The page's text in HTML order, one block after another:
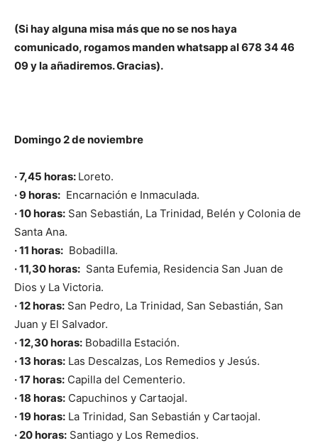
(Si hay alguna misa más que no se nos haya
comunicado, rogamos manden whatsapp al 678 34 46
09 y la añadiremos. Gracias).
Domingo 2 de noviembre
· 7,45 horas: Loreto.
· 9 horas: Encarnación e Inmaculada.
· 10 horas: San Sebastián, La Trinidad, Belén y Colonia de
Santa Ana.
· 11 horas: Bobadilla.
· 11,30 horas: Santa Eufemia, Residencia San Juan de
Dios y La Victoria.
· 12 horas: San Pedro, La Trinidad, San Sebastián, San
Juan y El Salvador.
· 12,30 horas: Bobadilla Estación.
· 13 horas: Las Descalzas, Los Remedios y Jesús.
· 17 horas: Capilla del Cementerio.
· 18 horas: Capuchinos y Cartaojal.
· 19 horas: La Trinidad, San Sebastián y Cartaojal.
· 20 horas: Santiago y Los Remedios.